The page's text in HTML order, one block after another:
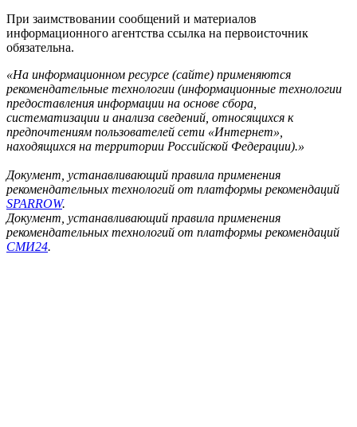
При заимствовании сообщений и материалов
информационного агентства ссылка на первоисточник
обязательна.
«На информационном ресурсе (сайте) применяются
рекомендательные технологии (информационные технологии
предоставления информации на основе сбора,
систематизации и анализа сведений, относящихся к
предпочтениям пользователей сети «Интернет»,
находящихся на территории Российской Федерации).»
Документ, устанавливающий правила применения
рекомендательных технологий от платформы рекомендаций
SPARROW.
Документ, устанавливающий правила применения
рекомендательных технологий от платформы рекомендаций
СМИ24.